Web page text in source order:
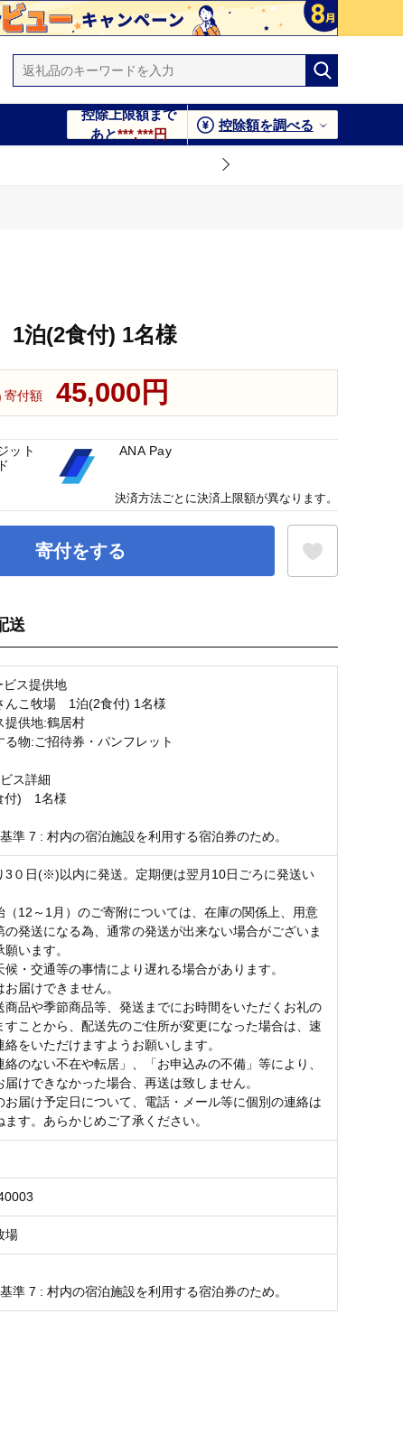
控除上限額まで
あと***,***円
控除額を調べる
泊(2食付) 1名様
寄付額 45,000円
寄付をする
送
ス提供地
んこ牧場 1泊(2食付) 1名様
供地:鶴居村
物:ご招待券・パンフレット
ス詳細
付) 1名様
準 7 : 村内の宿泊施設を利用する宿泊券のため。
3０日(※)以内に発送。定期便は翌月10日ごろに発送い
12～1月）のご寄附については、在庫の関係上、用意
の発送になる為、通常の発送が出来ない場合がございま
います。
・交通等の事情により遅れる場合があります。
届けできません。
品や季節商品等、発送までにお時間をいただくお礼の
すことから、配送先のご住所が変更になった場合は、速
絡をいただけますようお願いします。
のない不在や転居」、「お申込みの不備」等により、
届けできなかった場合、再送は致しません。
届け予定日について、電話・メール等に個別の連絡は
ます。あらかじめご了承ください。
場
準 7 : 村内の宿泊施設を利用する宿泊券のため。
ット
ANA Pay
決済方法ごとに決済上限額が異なります。